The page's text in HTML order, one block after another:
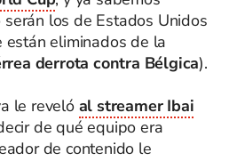
los de Estados Unidos
eliminados de la
derrota contra Bélgica).
le reveló al streamer Ibai
de qué equipo era
de contenido le